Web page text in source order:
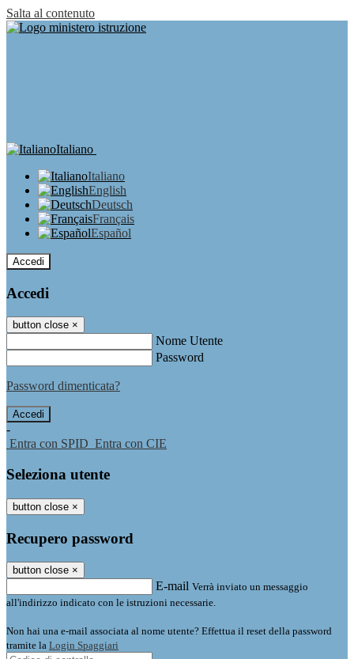
Salta al contenuto
Italiano
Italiano
English
Deutsch
Français
Español
Accedi
Accedi
button close ×
Nome Utente
Password
Password dimenticata?
-
Entra con SPID Entra con CIE
Seleziona utente
button close ×
Recupero password
button close ×
E-mail Verrà inviato un messaggio
all'indirizzo indicato con le istruzioni necessarie.
Non hai una e-mail associata al nome utente? Effettua il reset della password
tramite la Login Spaggiari